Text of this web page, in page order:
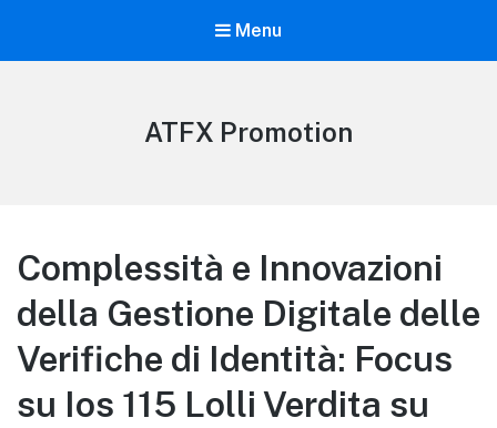
Menu
ATFX Promotion
Complessità e Innovazioni
della Gestione Digitale delle
Verifiche di Identità: Focus
su Ios 115 Lolli Verdita su